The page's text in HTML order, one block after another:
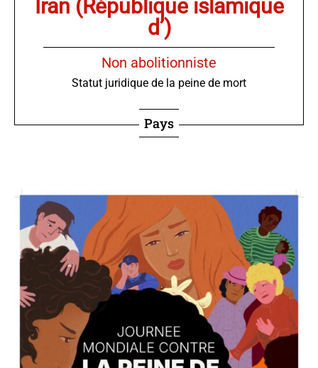
Iran (République islamique
d’)
Non abolitionniste
Statut juridique de la peine de mort
Pays